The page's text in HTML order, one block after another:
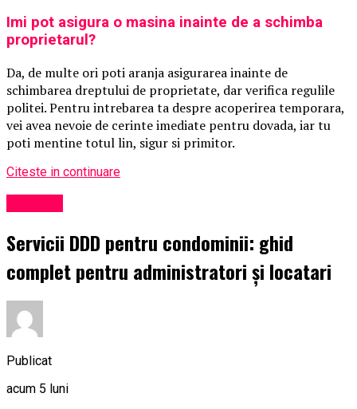
Imi pot asigura o masina inainte de a schimba
proprietarul?
Da, de multe ori poti aranja asigurarea inainte de
schimbarea dreptului de proprietate, dar verifica regulile
politei. Pentru intrebarea ta despre acoperirea temporara,
vei avea nevoie de cerinte imediate pentru dovada, iar tu
poti mentine totul lin, sigur si primitor.
Citeste in continuare
Servicii DDD pentru condominii: ghid
complet pentru administratori și locatari
Publicat
acum 5 luni